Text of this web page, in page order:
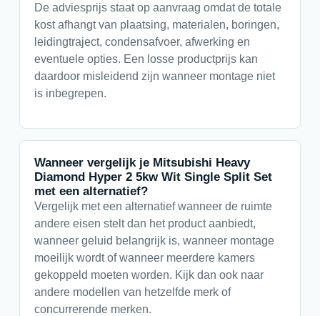
De adviesprijs staat op aanvraag omdat de totale
kost afhangt van plaatsing, materialen, boringen,
leidingtraject, condensafvoer, afwerking en
eventuele opties. Een losse productprijs kan
daardoor misleidend zijn wanneer montage niet
is inbegrepen.
Wanneer vergelijk je Mitsubishi Heavy
Diamond Hyper 2 5kw Wit Single Split Set
met een alternatief?
Vergelijk met een alternatief wanneer de ruimte
andere eisen stelt dan het product aanbiedt,
wanneer geluid belangrijk is, wanneer montage
moeilijk wordt of wanneer meerdere kamers
gekoppeld moeten worden. Kijk dan ook naar
andere modellen van hetzelfde merk of
concurrerende merken.